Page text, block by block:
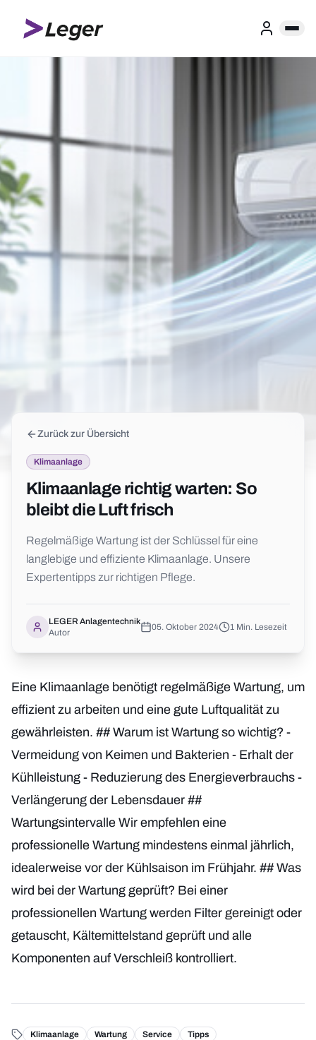
Zurück zur Übersicht
Klimaanlage
Klimaanlage richtig warten: So
bleibt die Luft frisch
Regelmäßige Wartung ist der Schlüssel für eine
langlebige und effiziente Klimaanlage. Unsere
Expertentipps zur richtigen Pflege.
LEGER Anlagentechnik
Autor
05. Oktober 2024 1 Min. Lesezeit
Eine Klimaanlage benötigt regelmäßige Wartung, um
effizient zu arbeiten und eine gute Luftqualität zu
gewährleisten. ## Warum ist Wartung so wichtig? -
Vermeidung von Keimen und Bakterien - Erhalt der
Kühlleistung - Reduzierung des Energieverbrauchs -
Verlängerung der Lebensdauer ##
Wartungsintervalle Wir empfehlen eine
professionelle Wartung mindestens einmal jährlich,
idealerweise vor der Kühlsaison im Frühjahr. ## Was
wird bei der Wartung geprüft? Bei einer
professionellen Wartung werden Filter gereinigt oder
getauscht, Kältemittelstand geprüft und alle
Komponenten auf Verschleiß kontrolliert.
Klimaanlage Wartung Service Tipps